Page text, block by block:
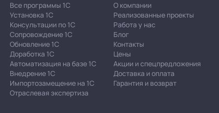
Все программы 1С
Установка 1С
Консультации по 1С
Сопровождение 1С
Обновление 1С
Доработка 1С
Автоматизация на базе 1С
Внедрение 1С
Импортозамещение на 1С
Отраслевая экспертиза
О компании
Реализованные проекты
Работа у нас
Блог
Контакты
Цены
Акции и спецпредложения
Доставка и оплата
Гарантия и возврат